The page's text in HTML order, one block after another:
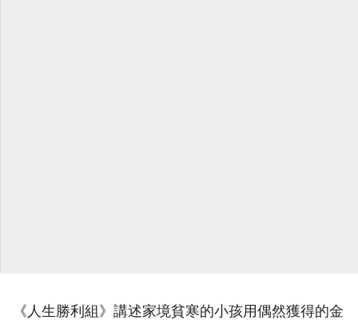
《人生勝利組》講述家境貧寒的小孩用偶然獲得的金